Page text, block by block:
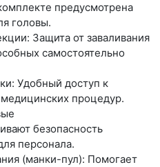
предусмотрена
головы.
Защита от заваливания
самостоятельно
Удобный доступ к
процедур.
безопасность
персонала.
(манки-пул): Помогает